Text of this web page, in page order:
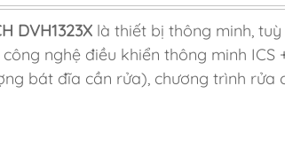
DVH1323X là thiết bị thông minh,
nghệ điều khiển thông minh ICS
bát đĩa cần rửa), chương trình rửa